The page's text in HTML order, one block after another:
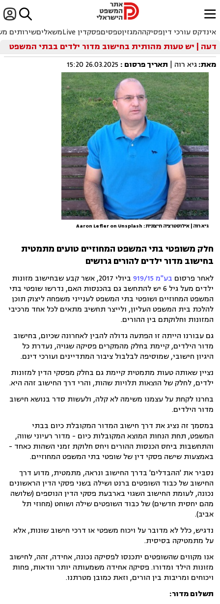

ﱐ
אינדקס עורכי דיןפסיקההמגזיןטפסיםפסקדין Live משאליםשירותים
דעה | יש טעות מהותית בחישוב מדור ילדים בבתי המשפט
מאת:גיא רוה | תאריך פרסום :
26.03.2025 15:20
גיא רוה | אילוסטרציה חיצונית: Aaron Lefler on Unsplash
חלק משופטי בתי המשפט המחוזיים טועים מתמטית
בחישוב מדור ילדים להורים גרושים
לאחר פרסום בע"מ 919/15
ביולי 2017, אשר קבע שבחישוב מזונות
ילדים מעל גיל 6 יש להתחשב גם בהכנסות האם, נדרשו שופטי בתי
המשפט המחוזיים ושופטי בתי המשפט לענייני משפחה ליצוק תוכן
להלכת בית המשפט העליון, ולייצר תחשיב מתאים לכל אחד מרכיבי
המזונות וחלוקתם בין ההורים.
גם עבורנו הייתה זו הפתעה גדולה להבין לאחרונה שכיום, בחישוב
מדור הילדים, קיימת בחלק מהמקרים פסיקה שגויה, נעדרת כל
היגיון חישובי, שמוסיפה לבלבול ציבור המתדיינים ועורכי דינם.
נציין שאותה טעות מתמטית קיימת גם בחלק מפסקי הדין למזונות
ילדים, לחלק של הוצאות תלויות שהות, והרי דרך החישוב זהה היא.
בחרנו לקחת על עצמנו משימה לא קלה, ולעשות סדר בנושא חישוב
מדור הילדים.
במסמך זה נציג את דרך חישוב המדור המקובלת כיום בבתי
המשפט, תחת הנחות המוצא המקובלות כיום - מדור רעיוני שווה,
והתחשבות ביחס הכנסות ההורים ויחס חלוקת זמני השהות כאחד -
באמצעות שישה פסקי דין של שופטי בתי המשפט המחוזיים.
נסביר את 'ההבדלים' בדרך החישוב ונראה, מתמטית, מדוע דרך
החישוב של כבוד השופטים ברנט ושילה בשני פסקי הדין הראשונים
נכונה, לעומת החישוב השגוי בארבעת פסקי הדין הנוספים (שלושה
מהם יחסית חדשים) של כבוד השופטים שילה ושוחט (מחוזי תל
אביב).
נדגיש, כלל לא מדובר על ויכוח משפטי או דרכי חישוב שונות, אלא
על מתמטיקה בסיסית.
אנו מקווים שהשופטים יתכנסו לפסיקה נכונה, אחידה, זהה, לחישוב
מזונות הילד ומדורו. פסיקה אחידה משמעותה יותר וודאות, פחות
ויכוחים ומריבות בין הורים, וזאת כמובן מטרתנו.
תשלום מדור: